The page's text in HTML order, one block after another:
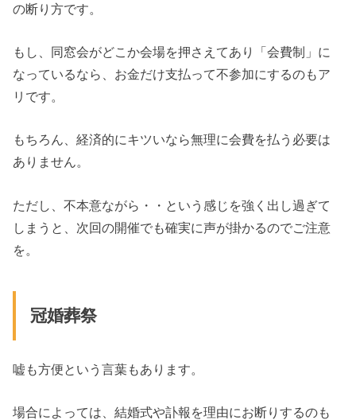
の断り方です。
もし、同窓会がどこか会場を押さえてあり「会費制」に
なっているなら、お金だけ支払って不参加にするのもア
リです。
もちろん、経済的にキツいなら無理に会費を払う必要は
ありません。
ただし、不本意ながら・・という感じを強く出し過ぎて
しまうと、次回の開催でも確実に声が掛かるのでご注意
を。
冠婚葬祭
嘘も方便という言葉もあります。
場合によっては、結婚式や訃報を理由にお断りするのも